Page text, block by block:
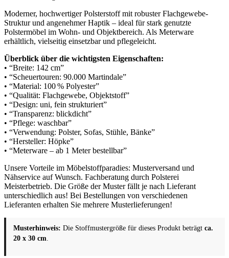
Moderner, hochwertiger Polsterstoff mit robuster Flachgewebe-
Struktur und angenehmer Haptik – ideal für stark genutzte
Polstermöbel im Wohn- und Objektbereich. Als Meterware
erhältlich, vielseitig einsetzbar und pflegeleicht.
Überblick über die wichtigsten Eigenschaften:
• “Breite: 142 cm”
• “Scheuertouren: 90.000 Martindale”
• “Material: 100 % Polyester”
• “Qualität: Flachgewebe, Objektstoff”
• “Design: uni, fein strukturiert”
• “Transparenz: blickdicht”
• “Pflege: waschbar”
• “Verwendung: Polster, Sofas, Stühle, Bänke”
• “Hersteller: Höpke”
• “Meterware – ab 1 Meter bestellbar”
Unsere Vorteile im Möbelstoffparadies: Musterversand und
Nähservice auf Wunsch. Fachberatung durch Polsterei
Meisterbetrieb. Die Größe der Muster fällt je nach Lieferant
unterschiedlich aus! Bei Bestellungen von verschiedenen
Lieferanten erhalten Sie mehrere Musterlieferungen!
Musterhinweis: Die Stoffmustergröße für dieses Produkt beträgt ca.
20 x 30 cm.